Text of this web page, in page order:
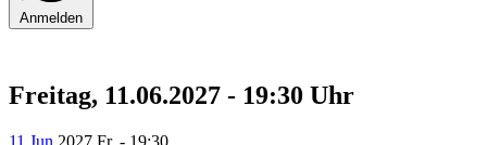
Anmelden
Freitag, 11.06.2027 - 19:30 Uhr
11 Jun 2027 Fr. - 19:30